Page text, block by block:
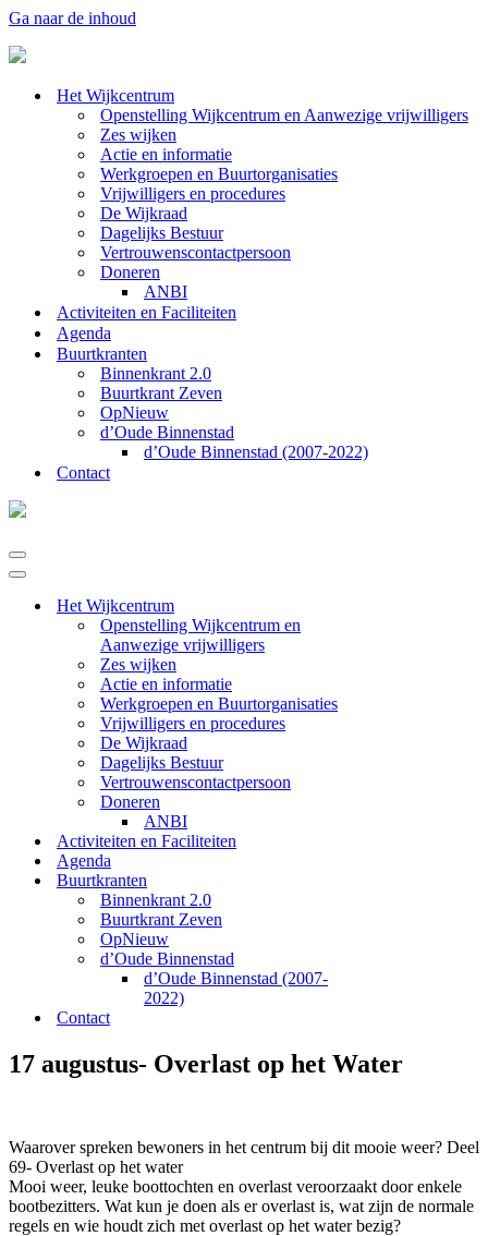
Ga naar de inhoud
Het Wijkcentrum
Openstelling Wijkcentrum en Aanwezige vrijwilligers
Zes wijken
Actie en informatie
Werkgroepen en Buurtorganisaties
Vrijwilligers en procedures
De Wijkraad
Dagelijks Bestuur
Vertrouwenscontactpersoon
Doneren
ANBI
Activiteiten en Faciliteiten
Agenda
Buurtkranten
Binnenkrant 2.0
Buurtkrant Zeven
OpNieuw
d’Oude Binnenstad
d’Oude Binnenstad (2007-2022)
Contact
Navigatie
Menu
Navigatie
Het Wijkcentrum
Openstelling Wijkcentrum en
Aanwezige vrijwilligers
Zes wijken
Actie en informatie
Werkgroepen en Buurtorganisaties
Vrijwilligers en procedures
De Wijkraad
Dagelijks Bestuur
Vertrouwenscontactpersoon
Doneren
ANBI
Activiteiten en Faciliteiten
Agenda
Buurtkranten
Binnenkrant 2.0
Buurtkrant Zeven
OpNieuw
d’Oude Binnenstad
d’Oude Binnenstad (2007-
2022)
Contact
17 augustus- Overlast op het Water
Waarover spreken bewoners in het centrum bij dit mooie weer? Deel
69- Overlast op het water
Mooi weer, leuke boottochten en overlast veroorzaakt door enkele
bootbezitters. Wat kun je doen als er overlast is, wat zijn de normale
regels en wie houdt zich met overlast op het water bezig?